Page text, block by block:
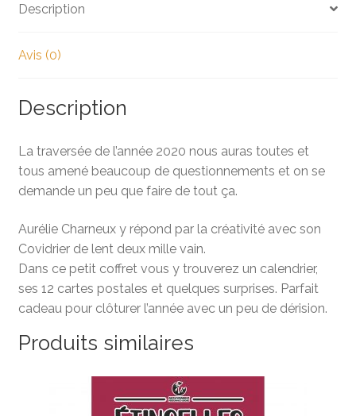
Description
Avis (0)
Description
La traversée de l’année 2020 nous auras toutes et
tous amené beaucoup de questionnements et on se
demande un peu que faire de tout ça.
Aurélie Charneux y répond par la créativité avec son
Covidrier de lent deux mille vain.
Dans ce petit coffret vous y trouverez un calendrier,
ses 12 cartes postales et quelques surprises. Parfait
cadeau pour clôturer l’année avec un peu de dérision.
Produits similaires